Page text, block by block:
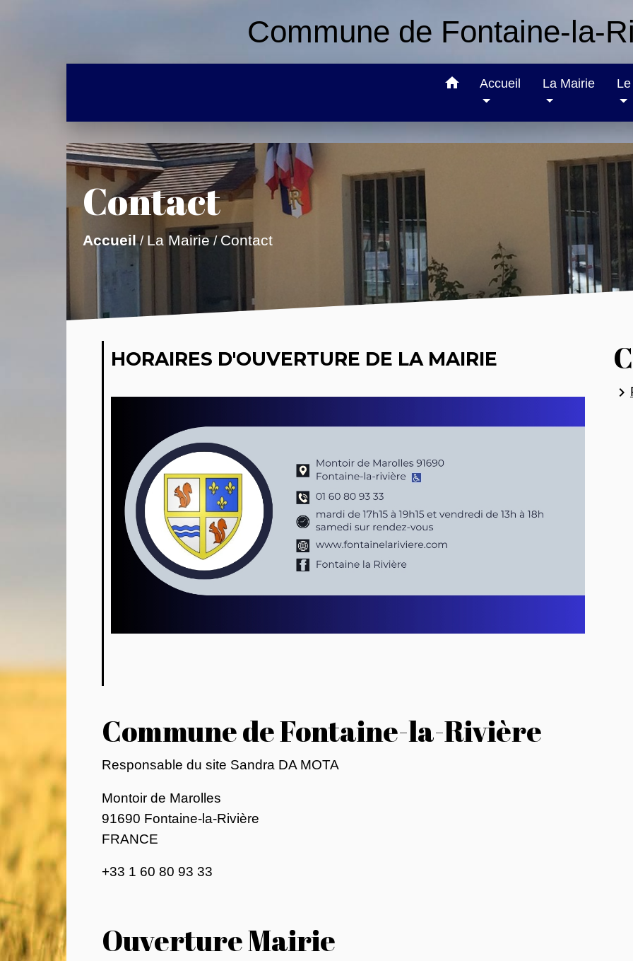
Commune de Fontaine-la-
home Accueil La Mairie
Contact
Accueil/ La Mairie/Contact
HORAIRES D'OUVERTURE DE LA MAIRIE
Commune de Fontaine-la-Rivière
Responsable du site Sandra DA MOTA
Montoir de Marolles
91690 Fontaine-la-Rivière
FRANCE
+33 1 60 80 93 33
Ouverture Mairie
keyboard_arrow_right